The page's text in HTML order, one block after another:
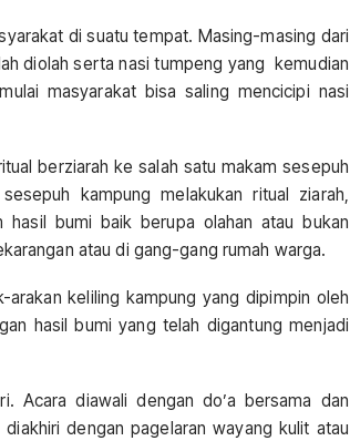
di suatu tempat. Masing-masing dari
diolah serta nasi tumpeng yang kemudian
masyarakat bisa saling mencicipi nasi
berziarah ke salah satu makam sesepuh
kampung melakukan ritual ziarah,
hasil bumi baik berupa olahan atau bukan
atau di gang-gang rumah warga.
keliling kampung yang dipimpin oleh
hasil bumi yang telah digantung menjadi
Acara diawali dengan do’a bersama dan
dengan pagelaran wayang kulit atau